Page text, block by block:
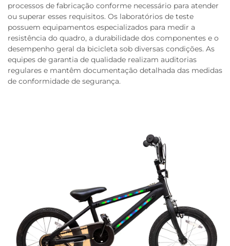
processos de fabricação conforme necessário para atender
ou superar esses requisitos. Os laboratórios de teste
possuem equipamentos especializados para medir a
resistência do quadro, a durabilidade dos componentes e o
desempenho geral da bicicleta sob diversas condições. As
equipes de garantia de qualidade realizam auditorias
regulares e mantêm documentação detalhada das medidas
de conformidade de segurança.